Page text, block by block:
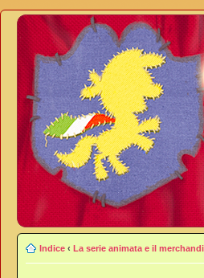
Indice ‹ La serie animata e il